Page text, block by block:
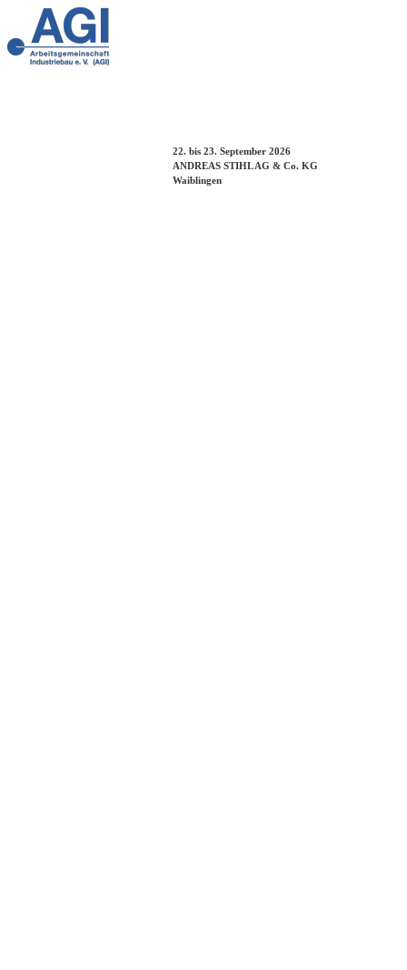
22. bis 23. September 2026
ANDREAS STIHL AG & Co. KG
Waiblingen